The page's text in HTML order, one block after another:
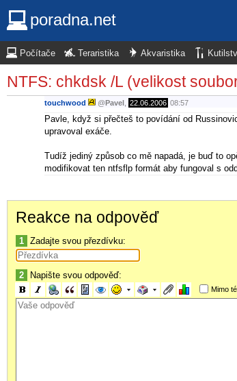
poradna.net
Počítače Teraristika Akvaristika
NTFS: chkdsk /L (velikost
touchwood @Pavel 22.06.2006 08:57
Pavle, když si přečteš to povídání od
upravoval exáče.
Tudíž jediný způsob co mě napadá, je buď to
modifikovat ten ntfsflp formát aby fungoval s
Reakce na odpověď
1 Zadajte svou přezdívku:
2 Napište svou odpověď:
Mimo